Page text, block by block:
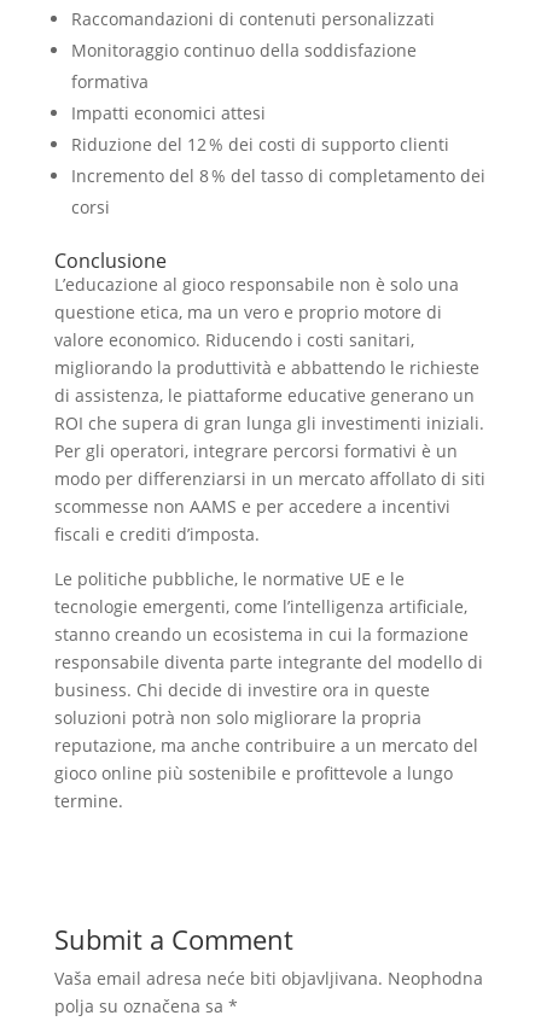
Raccomandazioni di contenuti personalizzati
Monitoraggio continuo della soddisfazione
formativa
Impatti economici attesi
Riduzione del 12 % dei costi di supporto clienti
Incremento del 8 % del tasso di completamento dei
corsi
Conclusione
L’educazione al gioco responsabile non è solo una
questione etica, ma un vero e proprio motore di
valore economico. Riducendo i costi sanitari,
migliorando la produttività e abbattendo le richieste
di assistenza, le piattaforme educative generano un
ROI che supera di gran lunga gli investimenti iniziali.
Per gli operatori, integrare percorsi formativi è un
modo per differenziarsi in un mercato affollato di siti
scommesse non AAMS e per accedere a incentivi
fiscali e crediti d’imposta.
Le politiche pubbliche, le normative UE e le
tecnologie emergenti, come l’intelligenza artificiale,
stanno creando un ecosistema in cui la formazione
responsabile diventa parte integrante del modello di
business. Chi decide di investire ora in queste
soluzioni potrà non solo migliorare la propria
reputazione, ma anche contribuire a un mercato del
gioco online più sostenibile e profittevole a lungo
termine.
Submit a Comment
Vaša email adresa neće biti objavljivana. Neophodna
polja su označena sa *